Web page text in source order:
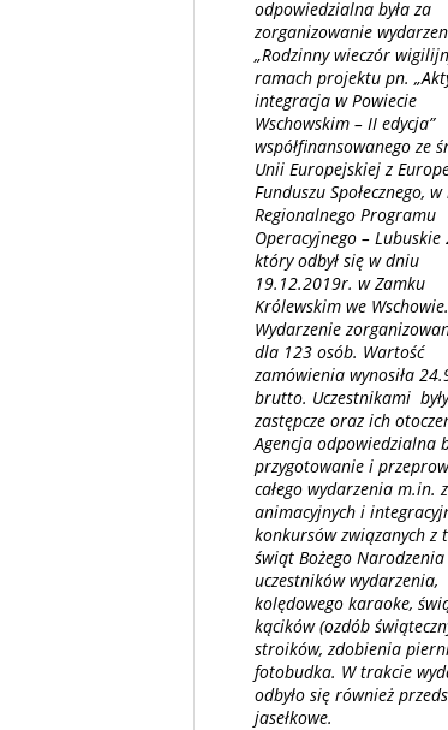
odpowiedzialna była za
zorganizowanie
„Rodzinny wieczór
ramach projektu pn.
integracja w Powiecie
Wschowskim – II edycja”
współfinansowanego ze
Unii Europejskiej z
Funduszu Społecznego,
Regionalnego Programu
Operacyjnego – Lubuskie
który odbył się w dniu
19.12.2019r. w Zamku
Królewskim we Wschowie.
Wydarzenie
dla 123 osób. Wartość
zamówienia wynosiła
brutto. Uczestnikami
zastępcze oraz ich
Agencja odpowiedzialna
przygotowanie i
całego wydarzenia m.in.
animacyjnych i
konkursów związanych z
świąt Bożego
uczestników wydarzenia,
kolędowego karaoke,
kącików (ozdób
stroików, zdobienia
fotobudka. W trakcie
odbyło się również
jasełkowe.